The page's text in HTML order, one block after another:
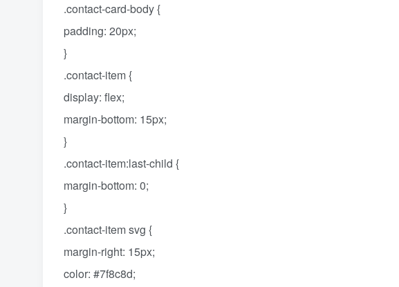
.contact-card-body {
padding: 20px;
}
.contact-item {
display: flex;
margin-bottom: 15px;
}
.contact-item:last-child {
margin-bottom: 0;
}
.contact-item svg {
margin-right: 15px;
color: #7f8c8d;